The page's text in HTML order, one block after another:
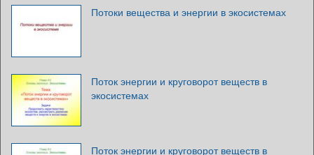
Потоки вещества и энергии в экосистемах
Поток энергии и круговорот веществ в
экосистемах
Поток энергии и круговорот веществ в